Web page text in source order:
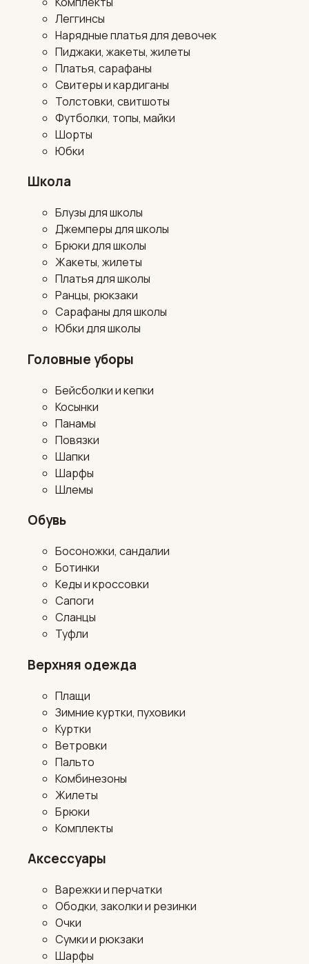
Леггинсы
Нарядные платья для девочек
Пиджаки, жакеты, жилеты
Платья, сарафаны
Свитеры и кардиганы
Толстовки, свитшоты
Футболки, топы, майки
Шорты
Юбки
Школа
Блузы для школы
Джемперы для школы
Брюки для школы
Жакеты, жилеты
Платья для школы
Ранцы, рюкзаки
Сарафаны для школы
Юбки для школы
Головные уборы
Бейсболки и кепки
Косынки
Панамы
Повязки
Шапки
Шарфы
Шлемы
Обувь
Босоножки, сандалии
Ботинки
Кеды и кроссовки
Сапоги
Сланцы
Туфли
Верхняя одежда
Плащи
Зимние куртки, пуховики
Куртки
Ветровки
Пальто
Комбинезоны
Жилеты
Брюки
Комплекты
Аксессуары
Варежки и перчатки
Ободки, заколки и резинки
Очки
Сумки и рюкзаки
Шарфы